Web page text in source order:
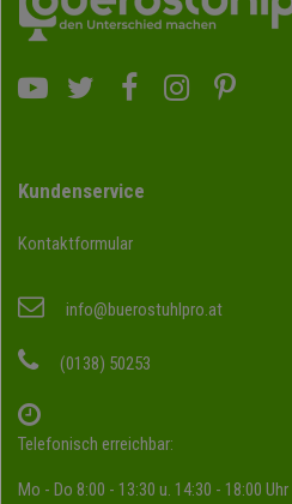
Kundenservice
Kontaktformular
info@buerostuhlpro.at
(0138) 50253
Telefonisch erreichbar:
Mo - Do 8:00 - 13:30 u. 14:30 - 18:00 Uhr